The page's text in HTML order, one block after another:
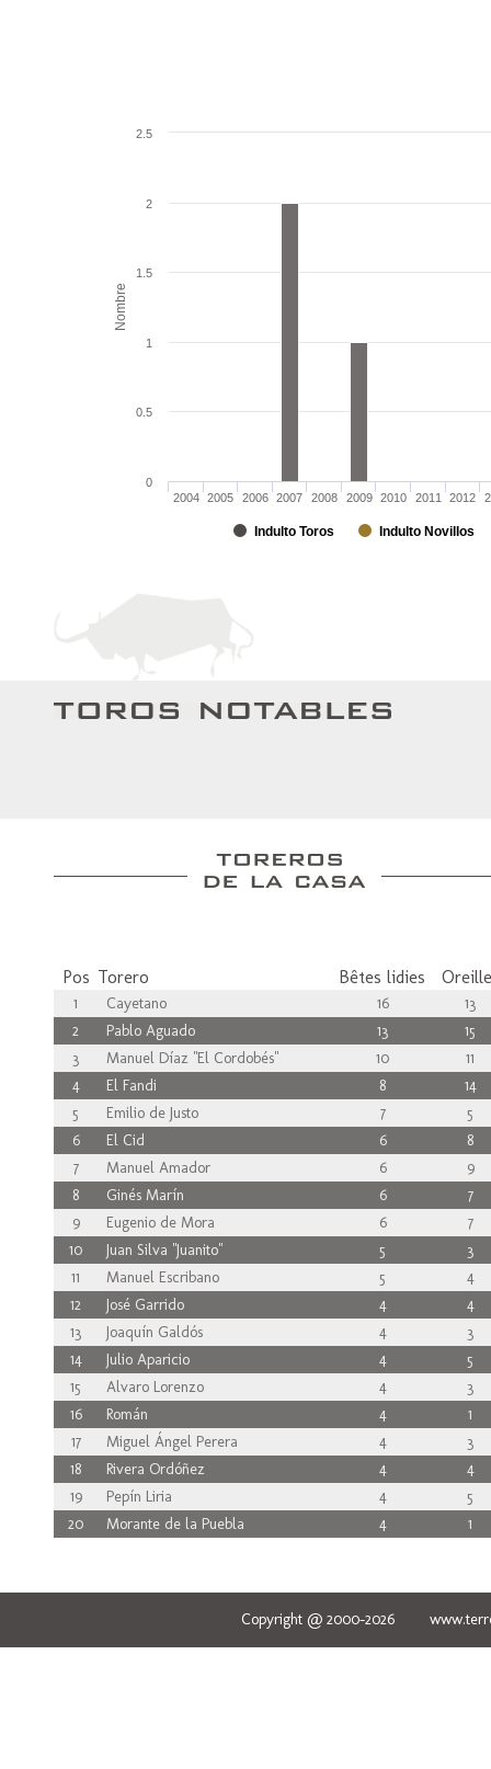
Nombre
Indulto Toros Indulto Novillos
2004 2005 2006 2007 2008 2009 2010 2011 2012
0
0.5
1
1.5
2
2.5
Pos Torero Bêtes lidies
1 Cayetano 16
13
2
Pablo Aguado 13
15
3
Manuel Díaz "El Cordobés" 10
11
4
El Fandi 8
14
5
Emilio de Justo 7
5
6
El Cid 6
8
7
Manuel Amador 6
9
8
Ginés Marín 6
7
9
Eugenio de Mora 6
7
10
Juan Silva "Juanito" 5
3
11
Manuel Escribano 5
4
12
José Garrido 4
4
13
Joaquín Galdós 4
3
14
Julio Aparicio 4
5
15
Alvaro Lorenzo 4
3
16
Román 4
1
17
Miguel Ángel Perera 4
3
18
Rivera Ordóñez 4
4
19
Pepín Liria 4
5
20
Morante de la Puebla 4 1
Copyright @ 2000-2026